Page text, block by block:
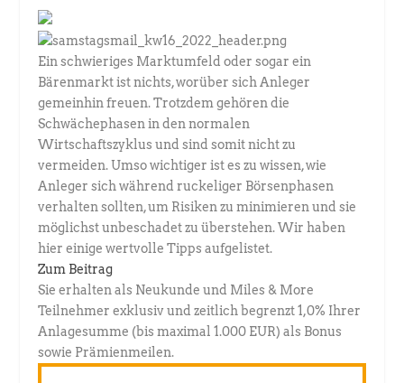
Ein schwieriges Marktumfeld oder sogar ein
Bärenmarkt ist nichts, worüber sich Anleger
gemeinhin freuen. Trotzdem gehören die
Schwächephasen in den normalen
Wirtschaftszyklus und sind somit nicht zu
vermeiden. Umso wichtiger ist es zu wissen, wie
Anleger sich während ruckeliger Börsenphasen
verhalten sollten, um Risiken zu minimieren und sie
möglichst unbeschadet zu überstehen. Wir haben
hier einige wertvolle Tipps aufgelistet.
Zum Beitrag
Sie erhalten als Neukunde und Miles & More
Teilnehmer exklusiv und zeitlich begrenzt 1,0% Ihrer
Anlagesumme (bis maximal 1.000 EUR) als Bonus
sowie Prämienmeilen.